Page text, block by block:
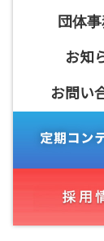
団体
お知
お問い